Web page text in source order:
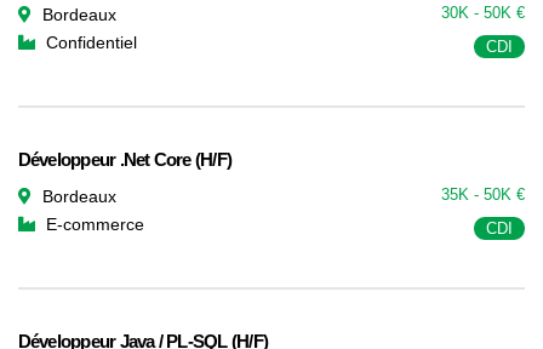
Bordeaux
Confidentiel
CDI
30K - 50K €
Développeur .Net Core (H/F)
Bordeaux
E-commerce
CDI
35K - 50K €
Développeur Java / PL-SQL (H/F)